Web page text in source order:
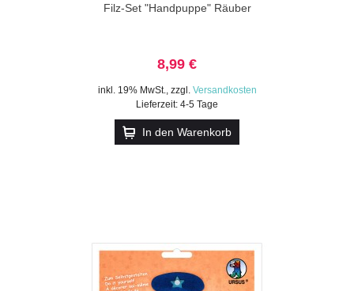
Filz-Set "Handpuppe" Räuber
8,99 €
inkl. 19% MwSt., zzgl. Versandkosten
Lieferzeit: 4-5 Tage
In den Warenkorb